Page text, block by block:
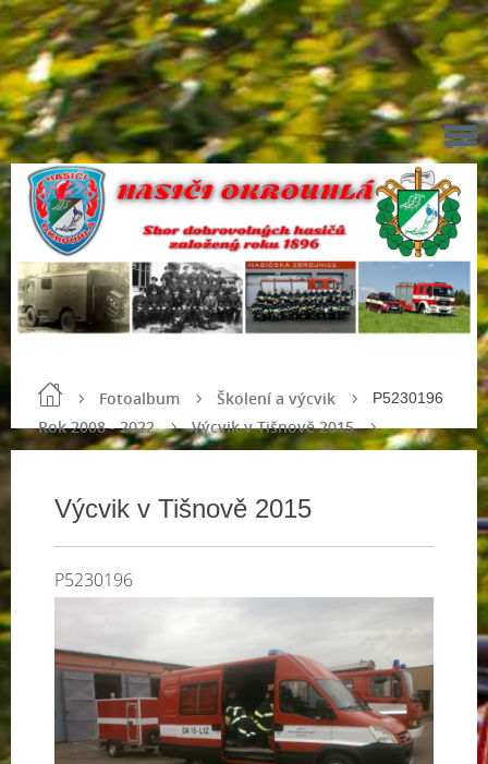
Fotoalbum
Školení a výcvik
Rok 2008 - 2022
Výcvik v Tišnově 2015
P5230196
Výcvik v Tišnově 2015
P5230196